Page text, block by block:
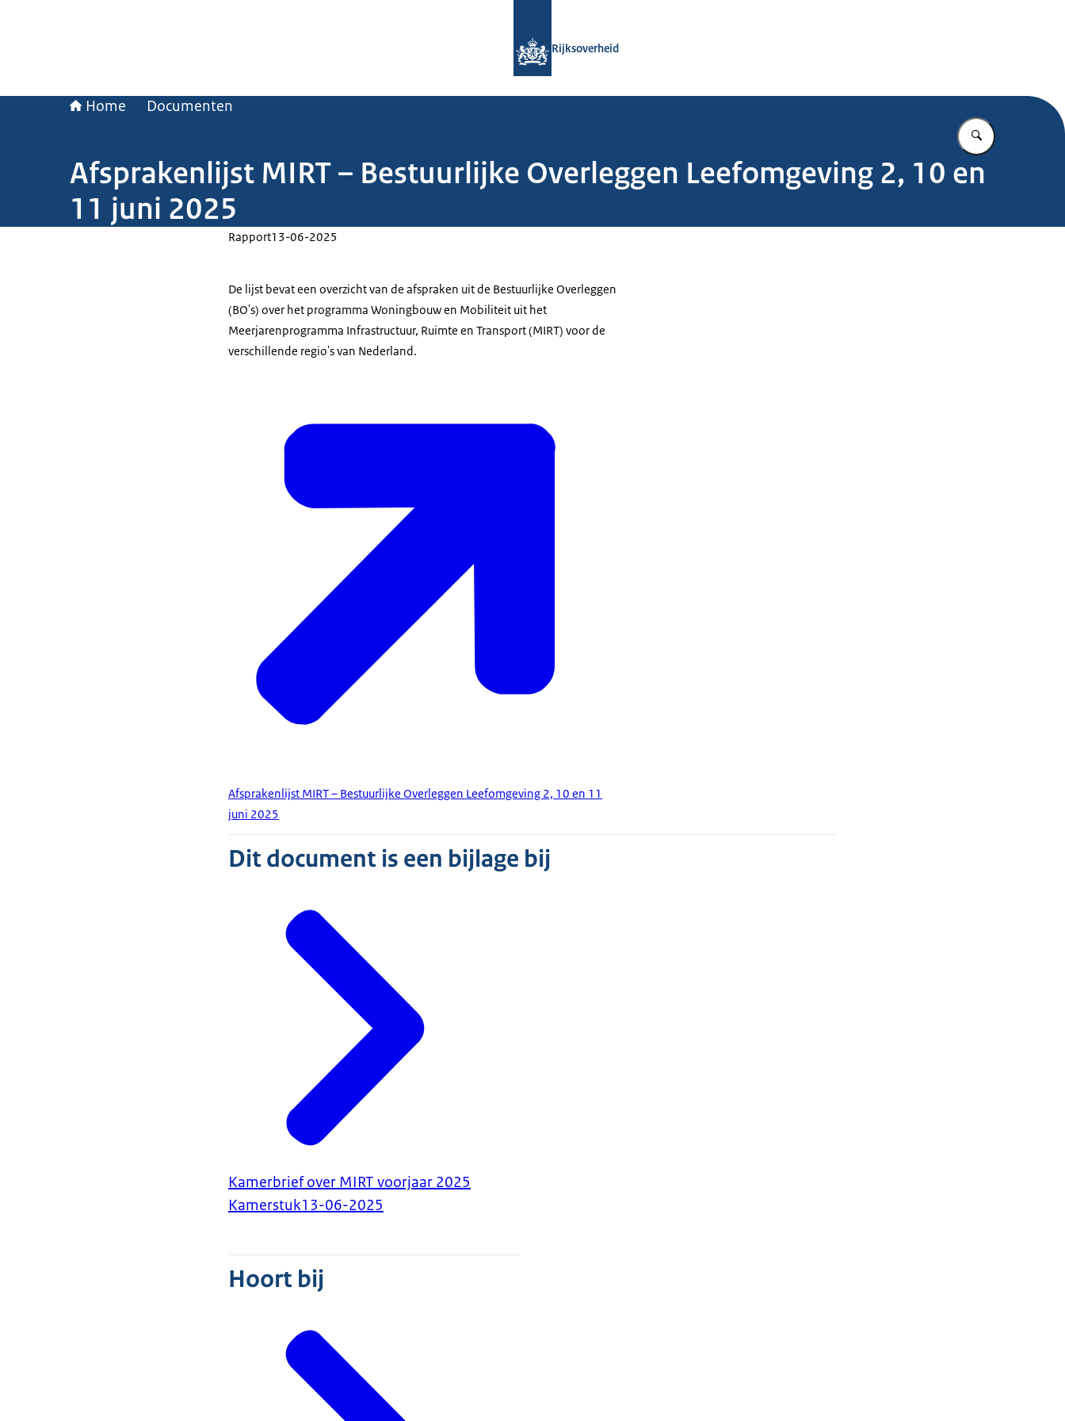
Rijksoverheid
Home Documenten
Vul in wat u
Afsprakenlijst MIRT – Bestuurlijke Overleggen Leefomgeving 2, 10 en
11 juni 2025
Rapport13-06-2025
De lijst bevat een overzicht van de afspraken uit de Bestuurlijke Overleggen
(BO's) over het programma Woningbouw en Mobiliteit uit het
Meerjarenprogramma Infrastructuur, Ruimte en Transport (MIRT) voor de
verschillende regio's van Nederland.
Afsprakenlijst MIRT – Bestuurlijke Overleggen Leefomgeving 2, 10 en 11
juni 2025
Dit document is een bijlage bij
Kamerbrief over MIRT voorjaar 2025
Kamerstuk13-06-2025
Hoort bij